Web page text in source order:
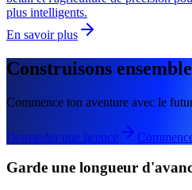
plus intelligents.
En savoir plus
Construisons
Commence ton aventure avec le
Demander une licence
Garde une longueur